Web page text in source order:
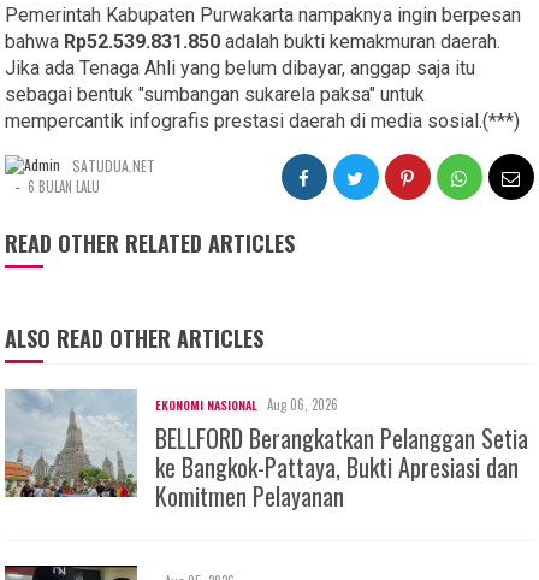
​Pemerintah Kabupaten Purwakarta nampaknya ingin berpesan
bahwa Rp52.539.831.850 adalah bukti kemakmuran daerah.
Jika ada Tenaga Ahli yang belum dibayar, anggap saja itu
sebagai bentuk "sumbangan sukarela paksa" untuk
mempercantik infografis prestasi daerah di media sosial.(***)
SATUDUA.NET
- 6 BULAN LALU
READ OTHER RELATED ARTICLES
ALSO READ OTHER ARTICLES
EKONOMI NASIONAL Aug 06, 2026
BELLFORD Berangkatkan Pelanggan Setia
ke Bangkok-Pattaya, Bukti Apresiasi dan
Komitmen Pelayanan